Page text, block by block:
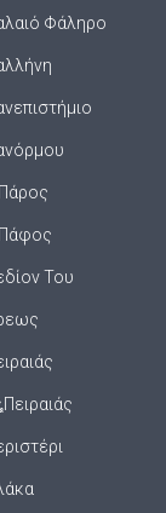
Φάληρο
Πάρος
Πάφος
Του
Πειραιάς